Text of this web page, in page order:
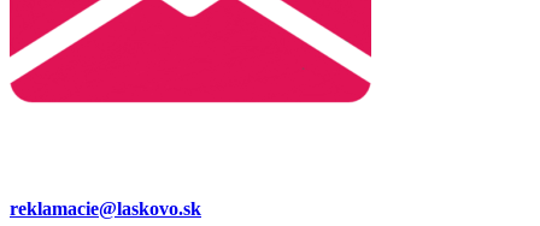
reklamacie@laskovo.sk